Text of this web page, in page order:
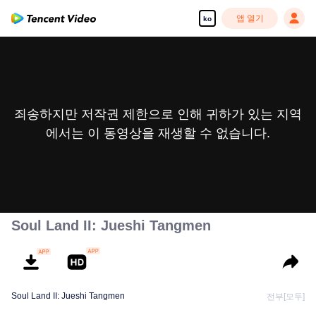
ko 앱 열기
죄송하지만 저작권 제한으로 인해 귀하가 있는 지역
에서는 이 동영상을 재생할 수 없습니다.
Soul Land II: Jueshi Tangmen
Soul Land II: Jueshi Tangmen 전부[모두]